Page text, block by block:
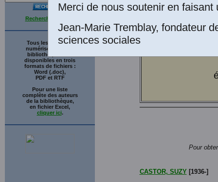
Recherche avancée
Tous les ouvrages
numérisés de cette
bibliothèque sont
disponibles en trois
formats de fichiers :
Word (.doc),
PDF et RTF
Pour une liste
complète des auteurs
de la bibliothèque,
en fichier Excel,
cliquer ici.
Pour
CASTOR, SUZY[1936-]
Merci de nous soutenir en faisant
Jean-Marie Tremblay, fondateur
sciences sociales